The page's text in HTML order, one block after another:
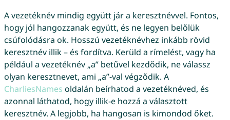
A vezetéknév mindig együtt jár a keresztnévvel. Fontos,
hogy jól hangozzanak együtt, és ne legyen belőlük
csúfolódásra ok. Hosszú vezetéknévhez inkább rövid
keresztnév illik – és fordítva. Kerüld a rímelést, vagy ha
például a vezetéknév „a” betűvel kezdődik, ne válassz
olyan keresztnevet, ami „a”-val végződik. A
CharliesNames oldalán beírhatod a vezetéknéved, és
azonnal láthatod, hogy illik-e hozzá a választott
keresztnév. A legjobb, ha hangosan is kimondod őket.